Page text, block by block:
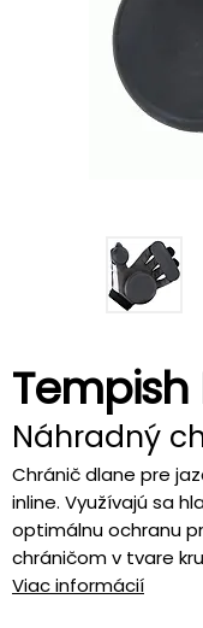
Tempish
Náhradný
Chránič dlane pre
inline. Využívajú sa
optimálnu ochranu
chráničom v tvare
Viac informácií